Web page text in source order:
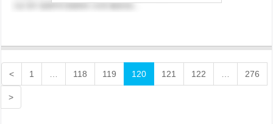
< 1 118 119 120 121 122 276
>